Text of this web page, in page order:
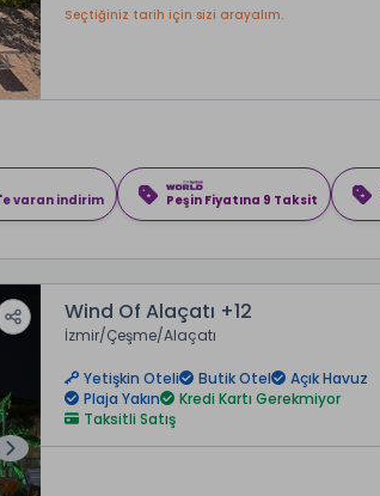
Seçtiğiniz tarih için sizi arayalım.
varan indirim Peşin Fiyatına 9 Taksit
Wind Of Alaçatı +12
İzmir Çeşme Alaçatı
Yetişkin Oteli Butik Otel
Açık Havuz
Plaja Yakın
Kredi Kartı Gerekmiyor
Taksitli Satış